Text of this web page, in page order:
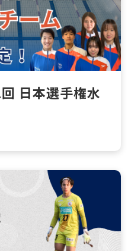
日本選手権水